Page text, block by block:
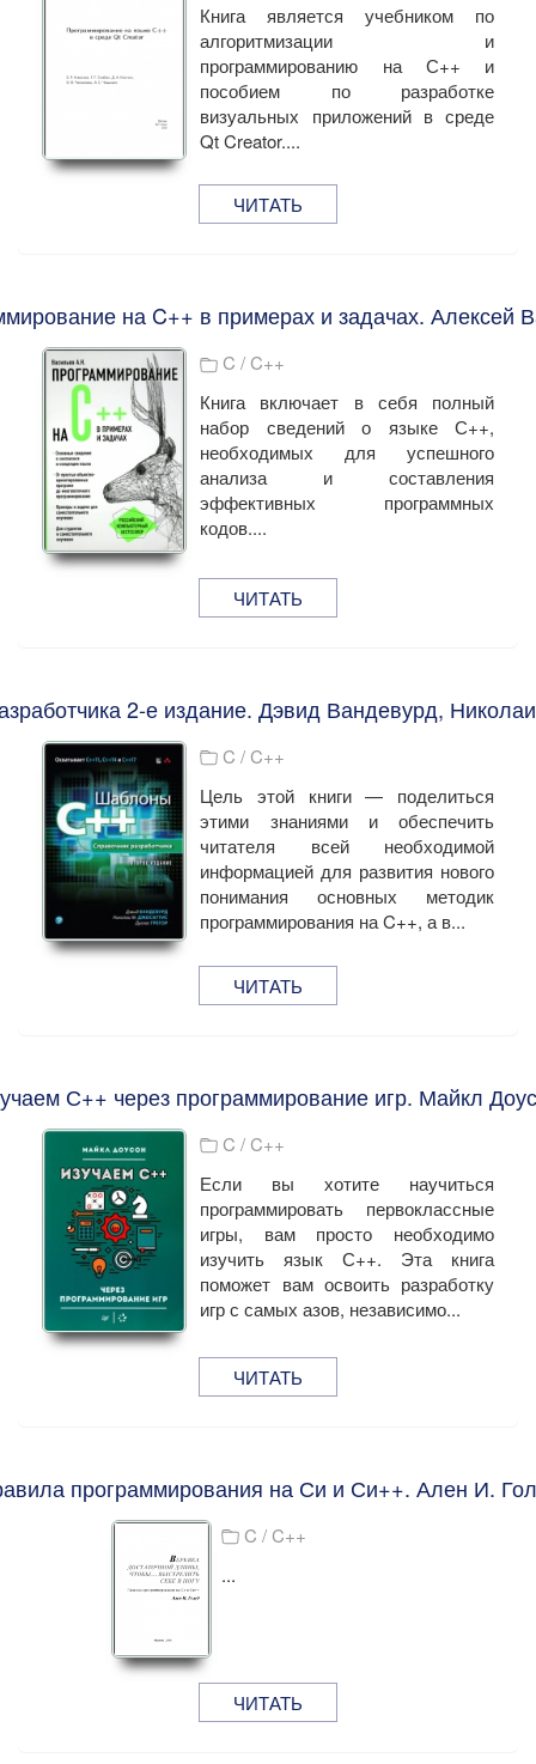
Книга является учебником по
алгоритмизации и
программированию на С++ и
пособием по разработке
визуальных приложений в среде
Qt Creator....
ЧИТАТЬ
на C++ в примерах и задачах. Алексей
C / C++
Книга включает в себя полный
набор сведений о языке С++,
необходимых для успешного
анализа и составления
эффективных программных
кодов....
ЧИТАТЬ
2-е издание. Дэвид Вандевурд,
C / C++
Цель этой книги — поделиться
этими знаниями и обеспечить
читателя всей необходимой
информацией для развития нового
понимания основных методик
программирования на C++, а в...
ЧИТАТЬ
С++ через программирование игр. Майкл
C / C++
Если вы хотите научиться
программировать первоклассные
игры, вам просто необходимо
изучить язык С++. Эта книга
поможет вам освоить разработку
игр с самых азов, независимо...
ЧИТАТЬ
программирования на Си и Си++. Ален И.
C / C++
...
ЧИТАТЬ